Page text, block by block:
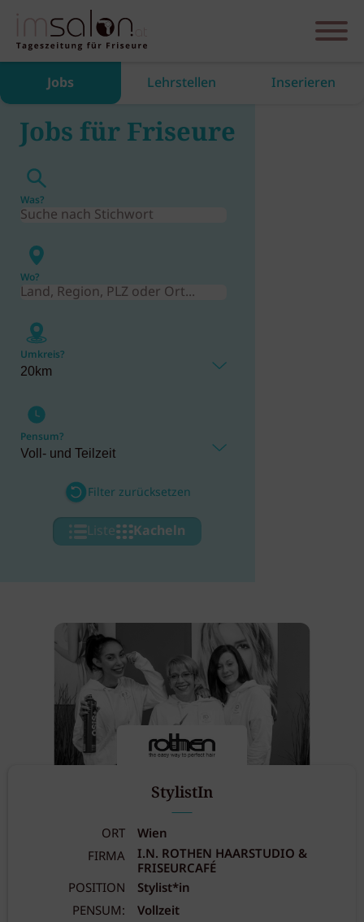
Jobs Lehrstellen Inserieren
Jobs für Friseure
Was?
Wo?
Umkreis?
Pensum?
Filter zurücksetzen
Liste Kacheln
StylistIn
ORT
Wien
FIRMA
I.N. ROTHEN HAARSTUDIO &
FRISEURCAFÉ
POSITION
Stylist*in
PENSUM:
Vollzeit